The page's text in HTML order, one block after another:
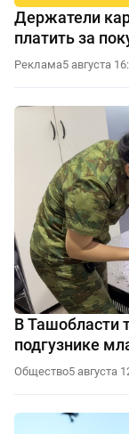
Держатели
платить за
Реклама5 августа
В Ташобласти
подгузнике
Общество5 августа